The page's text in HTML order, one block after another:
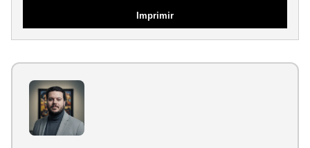
Imprimir